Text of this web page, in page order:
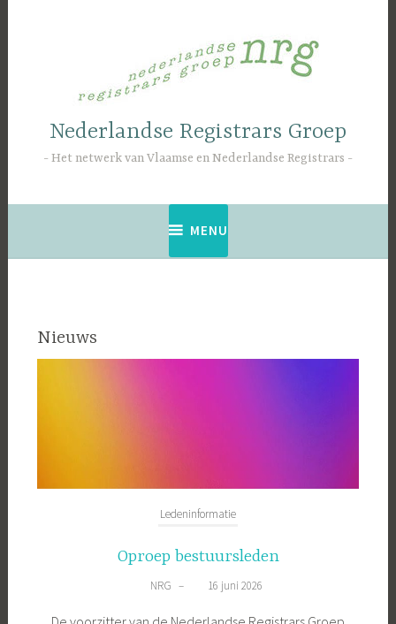
Nederlandse Registrars Groep
Het netwerk van Vlaamse en Nederlandse Registrars
MENU
Nieuws
Ledeninformatie
Oproep bestuursleden
NRG – 16 juni 2026